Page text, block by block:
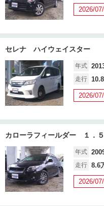
2026/
セレナ ハイウェイスター
年式
走行
2026/
カローラフィールダー １．
年式
走行 8.6
2026/